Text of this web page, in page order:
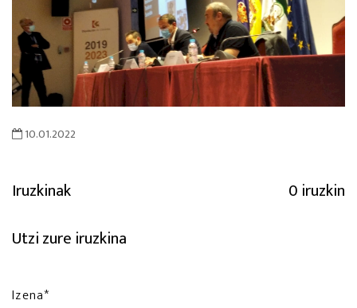
10.01.2022
Iruzkinak
0 iruzkin
Utzi zure iruzkina
Izena*